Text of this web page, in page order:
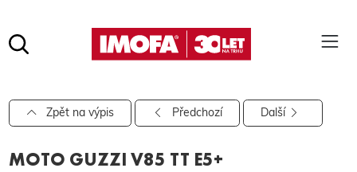
hledat
Pro vyhledávání zadejte alespoň 3 znaky.
Zpět na výpis Předchozí Další
MOTO GUZZI V85 TT E5+